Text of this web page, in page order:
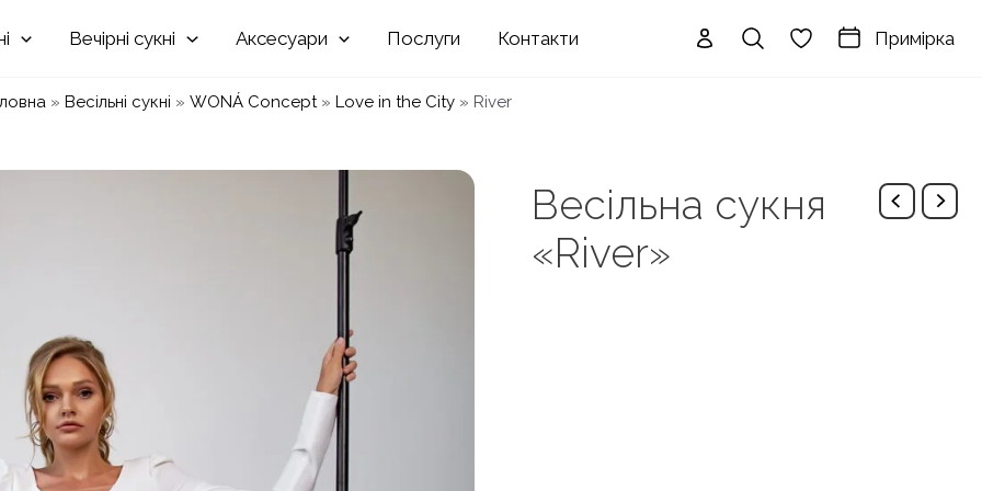
Вечірні Аксесуари Послуги Контакти Примірка
» Весільні сукні » WONÁ Concept» Love in the City» River
Весільна сукня
«River»